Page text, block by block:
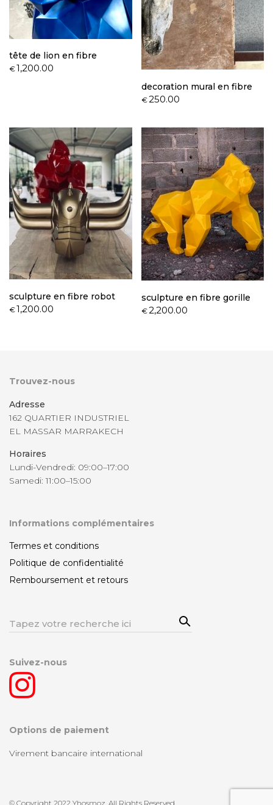
tête de lion en fibre
€1,200.00
decoration mural en fibre
€250.00
sculpture en fibre robot
€1,200.00
sculpture en fibre gorille
€2,200.00
Trouvez-nous
Adresse
162 QUARTIER INDUSTRIEL
EL MASSAR MARRAKECH
Horaires
Lundi-Vendredi: 09:00–17:00
Samedi: 11:00–15:00
Informations complémentaires
Termes et conditions
Politique de confidentialité
Remboursement et retours
Rechercher:
Sea
rch
Suivez-nous
Options de paiement
Virement bancaire international
© Copyright 2022 Yhosmoz. All Rights Reserved.